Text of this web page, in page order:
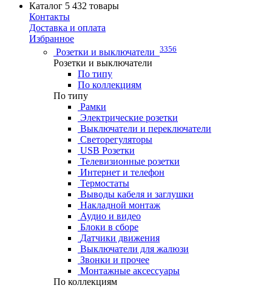
Каталог 5 432 товары
Контакты
Доставка и оплата
Избранное
Розетки и выключатели 3356
Розетки и выключатели
По типу
По коллекциям
По типу
Рамки
Электрические розетки
Выключатели и переключатели
Светорегуляторы
USB Розетки
Телевизионные розетки
Интернет и телефон
Термостаты
Выводы кабеля и заглушки
Накладной монтаж
Аудио и видео
Блоки в сборе
Датчики движения
Выключатели для жалюзи
Звонки и прочее
Монтажные аксессуары
По коллекциям